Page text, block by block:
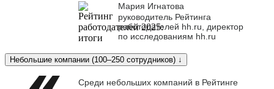
Мария Игнатова
руководитель Рейтинга
работодателей hh.ru, директор
по исследованиям hh.ru
Небольшие компании (100–250 сотрудников) ↓
Среди небольших компаний в Рейтинге